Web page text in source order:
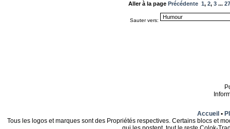
Aller à la page Précédente 1, 2, 3 ...
Sauter vers:
Accueil •
Tous les logos et marques sont des Propriétés respectives. Certains blocs et